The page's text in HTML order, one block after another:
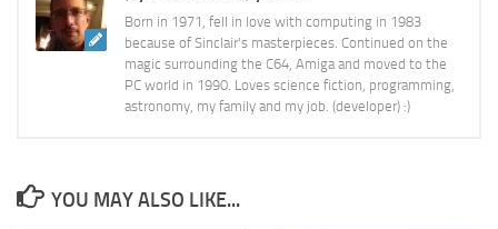
Born in 1971, fell in love with computing in 1983
because of Sinclair's masterpieces. Continued on the
magic surrounding the C64, Amiga and moved to the
PC world in 1990. Loves science fiction, programming,
astronomy, my family and my job. (developer) :)
YOU MAY ALSO LIKE...